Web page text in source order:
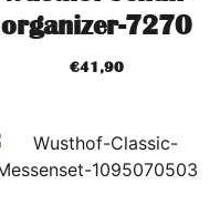
organizer-7270
€41,90